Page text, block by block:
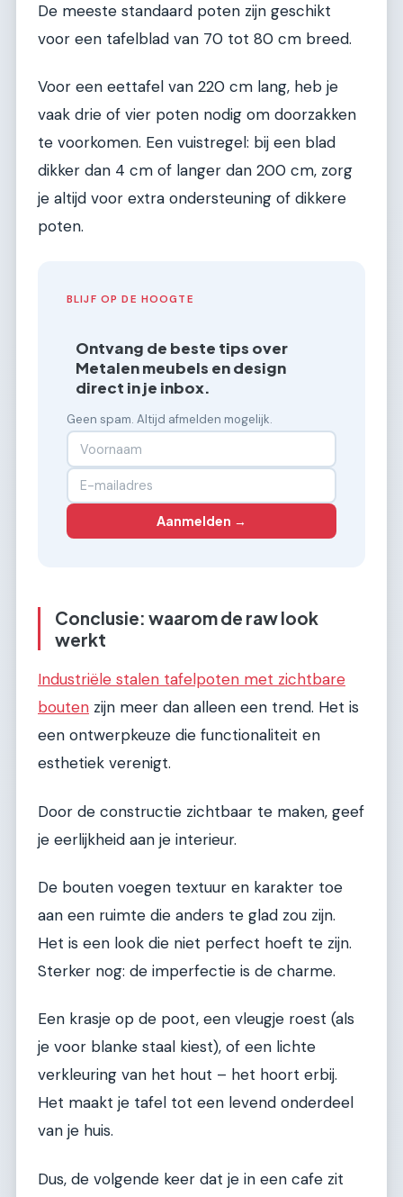
De meeste standaard poten zijn geschikt
voor een tafelblad van 70 tot 80 cm breed.
Voor een eettafel van 220 cm lang, heb je
vaak drie of vier poten nodig om doorzakken
te voorkomen. Een vuistregel: bij een blad
dikker dan 4 cm of langer dan 200 cm, zorg
je altijd voor extra ondersteuning of dikkere
poten.
BLIJF OP DE HOOGTE
Ontvang de beste tips over
Metalen meubels en design
direct in je inbox.
Geen spam. Altijd afmelden mogelijk.
Aanmelden →
Conclusie: waarom de raw look
werkt
Industriële stalen tafelpoten met zichtbare
bouten zijn meer dan alleen een trend. Het is
een ontwerpkeuze die functionaliteit en
esthetiek verenigt.
Door de constructie zichtbaar te maken, geef
je eerlijkheid aan je interieur.
De bouten voegen textuur en karakter toe
aan een ruimte die anders te glad zou zijn.
Het is een look die niet perfect hoeft te zijn.
Sterker nog: de imperfectie is de charme.
Een krasje op de poot, een vleugje roest (als
je voor blanke staal kiest), of een lichte
verkleuring van het hout – het hoort erbij.
Het maakt je tafel tot een levend onderdeel
van je huis.
Dus, de volgende keer dat je in een cafe zit